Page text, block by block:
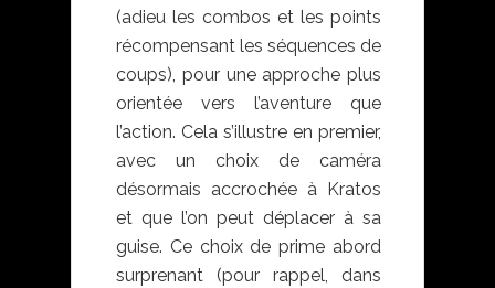
(adieu les combos et les points
récompensant les séquences de
coups), pour une approche plus
orientée vers l’aventure que
l’action. Cela s’illustre en premier,
avec un choix de caméra
désormais accrochée à Kratos
et que l’on peut déplacer à sa
guise. Ce choix de prime abord
surprenant (pour rappel, dans